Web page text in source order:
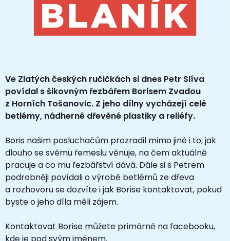
Ve Zlatých českých ručičkách si dnes Petr Slíva
povídal s šikovným řezbářem Borisem Zvadou
z Horních Tošanovic. Z jeho dílny vycházejí celé
betlémy, nádherné dřevěné plastiky a reliéfy.
Boris našim posluchačům prozradil mimo jiné i to, jak
dlouho se svému řemeslu věnuje, na čem aktuálně
pracuje a co mu řezbářství dává. Dále si s Petrem
podrobněji povídali o výrobě betlémů ze dřeva
a rozhovoru se dozvíte i jak Borise kontaktovat, pokud
byste o jeho díla měli zájem.
Kontaktovat Borise můžete primárně na facebooku,
kde je pod svým jménem.